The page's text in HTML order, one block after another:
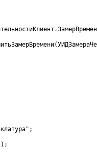
.
(
;
) ;